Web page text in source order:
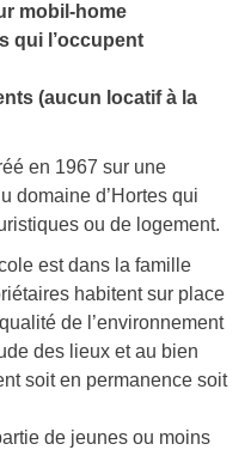
mobil-home
qui l’occupent
(aucun locatif à la
en 1967 sur une
domaine d’Hortes qui
ou de logement.
est dans la famille
habitent sur place
de l’environnement
des lieux et au bien
soit en permanence soit
de jeunes ou moins